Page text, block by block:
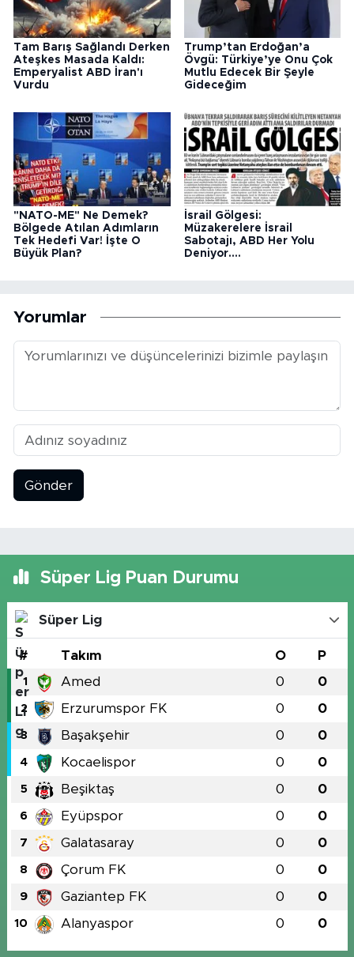
Tam Barış Sağlandı Derken
Ateşkes Masada Kaldı:
Emperyalist ABD İran'ı
Vurdu
Trump’tan Erdoğan’a
Övgü: Türkiye’ye Onu Çok
Mutlu Edecek Bir Şeyle
Gideceğim
"NATO-ME" Ne Demek?
Bölgede Atılan Adımların
Tek Hedefi Var! İşte O
Büyük Plan?
İsrail Gölgesi:
Müzakerelere İsrail
Sabotajı, ABD Her Yolu
Deniyor....
Yorumlar
Gönder
Süper Lig Puan Durumu
Süper Lig
# Takım O P
1 Amed 0 0
2 Erzurumspor FK 0 0
3 Başakşehir 0 0
4 Kocaelispor 0 0
5 Beşiktaş 0 0
6 Eyüpspor 0 0
7 Galatasaray 0 0
8 Çorum FK 0 0
9 Gaziantep FK 0 0
10 Alanyaspor 0 0